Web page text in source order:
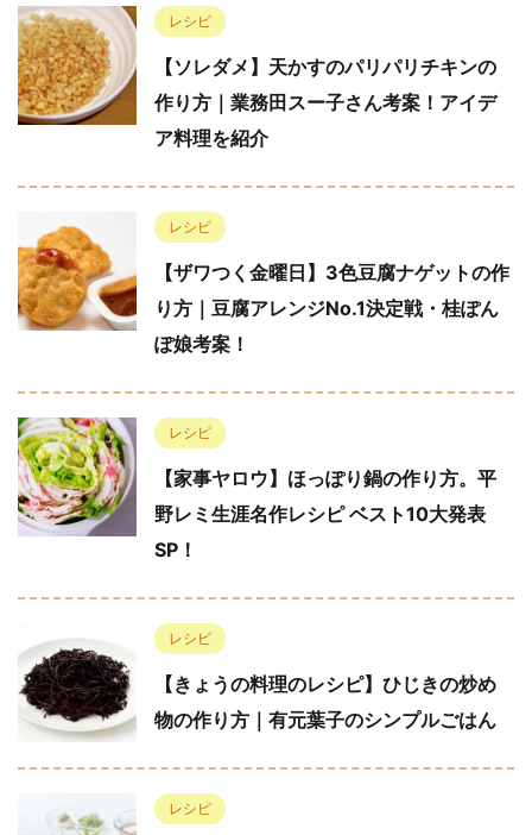
レシピ
【ソレダメ】天かすのパリパリチキンの
作り方｜業務田スー子さん考案！アイデ
ア料理を紹介
レシピ
【ザワつく金曜日】3色豆腐ナゲットの作
り方｜豆腐アレンジNo.1決定戦・桂ぽん
ぽ娘考案！
レシピ
【家事ヤロウ】ほっぽり鍋の作り方。平
野レミ生涯名作レシピ ベスト10大発表
SP！
レシピ
【きょうの料理のレシピ】ひじきの炒め
物の作り方｜有元葉子のシンプルごはん
レシピ